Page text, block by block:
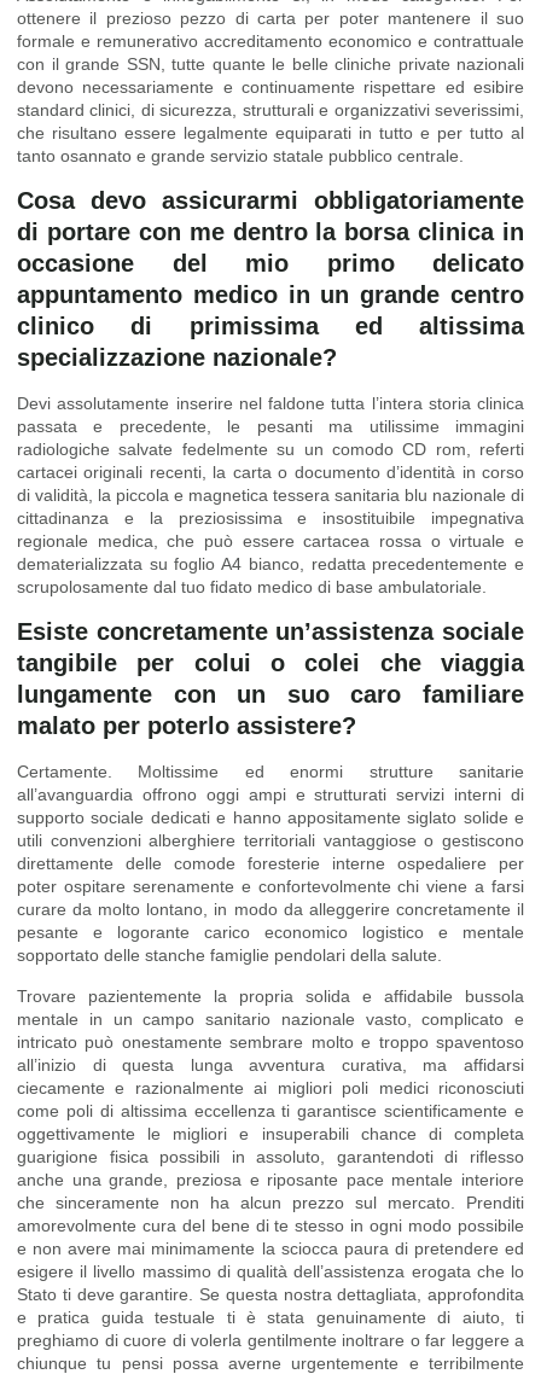
ottenere il prezioso pezzo di carta per poter mantenere il suo
formale e remunerativo accreditamento economico e contrattuale
con il grande SSN, tutte quante le belle cliniche private nazionali
devono necessariamente e continuamente rispettare ed esibire
standard clinici, di sicurezza, strutturali e organizzativi severissimi,
che risultano essere legalmente equiparati in tutto e per tutto al
tanto osannato e grande servizio statale pubblico centrale.
Cosa devo assicurarmi obbligatoriamente
di portare con me dentro la borsa clinica in
occasione del mio primo delicato
appuntamento medico in un grande centro
clinico di primissima ed altissima
specializzazione nazionale?
Devi assolutamente inserire nel faldone tutta l’intera storia clinica
passata e precedente, le pesanti ma utilissime immagini
radiologiche salvate fedelmente su un comodo CD rom, referti
cartacei originali recenti, la carta o documento d’identità in corso
di validità, la piccola e magnetica tessera sanitaria blu nazionale di
cittadinanza e la preziosissima e insostituibile impegnativa
regionale medica, che può essere cartacea rossa o virtuale e
dematerializzata su foglio A4 bianco, redatta precedentemente e
scrupolosamente dal tuo fidato medico di base ambulatoriale.
Esiste concretamente un’assistenza sociale
tangibile per colui o colei che viaggia
lungamente con un suo caro familiare
malato per poterlo assistere?
Certamente. Moltissime ed enormi strutture sanitarie
all’avanguardia offrono oggi ampi e strutturati servizi interni di
supporto sociale dedicati e hanno appositamente siglato solide e
utili convenzioni alberghiere territoriali vantaggiose o gestiscono
direttamente delle comode foresterie interne ospedaliere per
poter ospitare serenamente e confortevolmente chi viene a farsi
curare da molto lontano, in modo da alleggerire concretamente il
pesante e logorante carico economico logistico e mentale
sopportato delle stanche famiglie pendolari della salute.
Trovare pazientemente la propria solida e affidabile bussola
mentale in un campo sanitario nazionale vasto, complicato e
intricato può onestamente sembrare molto e troppo spaventoso
all’inizio di questa lunga avventura curativa, ma affidarsi
ciecamente e razionalmente ai migliori poli medici riconosciuti
come poli di altissima eccellenza ti garantisce scientificamente e
oggettivamente le migliori e insuperabili chance di completa
guarigione fisica possibili in assoluto, garantendoti di riflesso
anche una grande, preziosa e riposante pace mentale interiore
che sinceramente non ha alcun prezzo sul mercato. Prenditi
amorevolmente cura del bene di te stesso in ogni modo possibile
e non avere mai minimamente la sciocca paura di pretendere ed
esigere il livello massimo di qualità dell’assistenza erogata che lo
Stato ti deve garantire. Se questa nostra dettagliata, approfondita
e pratica guida testuale ti è stata genuinamente di aiuto, ti
preghiamo di cuore di volerla gentilmente inoltrare o far leggere a
chiunque tu pensi possa averne urgentemente e terribilmente